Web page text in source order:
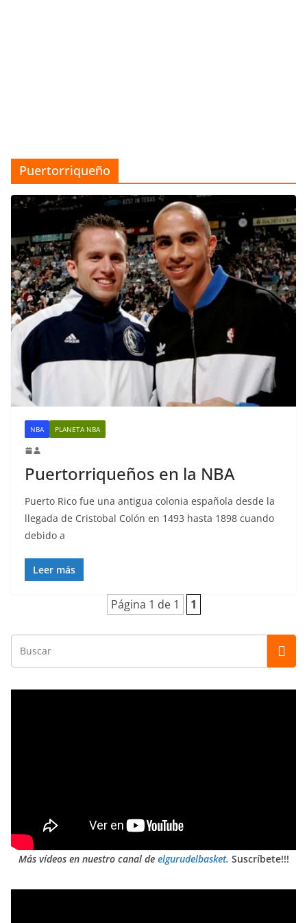
Puertorriqueño
NBA PLANETA NBA
Puertorriqueños en la NBA
Puerto Rico fue una antigua colonia española desde la
llegada de Cristobal Colón en 1493 hasta 1898 cuando
debido a
Leer más
Página 1 de 1 1
Más vídeos en nuestro canal de elgurudelbasket. Suscríbete!!!